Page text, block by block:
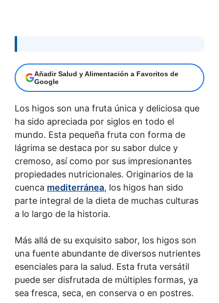
Añadir Salud y Alimentación a Favoritos de
Google
Los higos son una fruta única y deliciosa que
ha sido apreciada por siglos en todo el
mundo. Esta pequeña fruta con forma de
lágrima se destaca por su sabor dulce y
cremoso, así como por sus impresionantes
propiedades nutricionales. Originarios de la
cuenca mediterránea, los higos han sido
parte integral de la dieta de muchas culturas
a lo largo de la historia.
Más allá de su exquisito sabor, los higos son
una fuente abundante de diversos nutrientes
esenciales para la salud. Esta fruta versátil
puede ser disfrutada de múltiples formas, ya
sea fresca, seca, en conserva o en postres.